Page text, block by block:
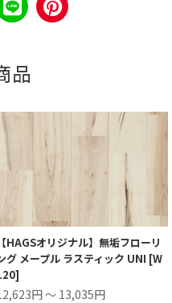
品
【HAGSオリジナル】無垢フローリ
グ メープル ラスティック UNI [W
円 ～ 13,035円